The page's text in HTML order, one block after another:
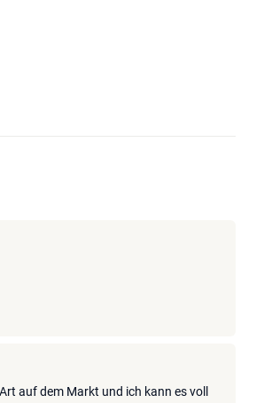
auf dem Markt und ich kann es voll